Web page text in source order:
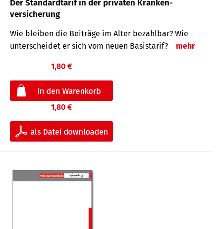
Der Standard­tarif in der privaten Kranken­
versicherung
Wie bleiben die Beiträge im Alter bezahlbar? Wie
unterscheidet er sich vom neuen Basistarif?
mehr
1,80 €
1,80 €